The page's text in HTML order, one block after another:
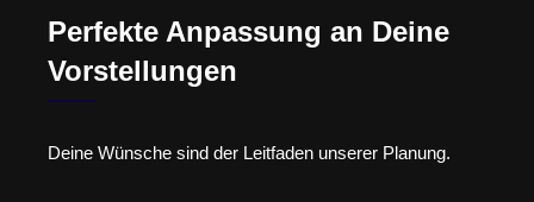
Perfekte Anpassung an Deine
Vorstellungen
Deine Wünsche sind der Leitfaden unserer Planung.